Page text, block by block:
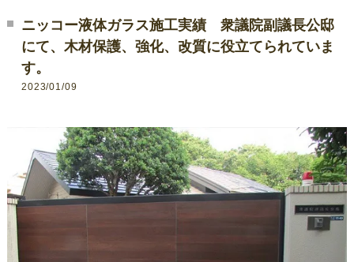
ニッコー液体ガラス施工実績 衆議院副議長公邸
にて、木材保護、強化、改質に役立てられていま
す。
2023/01/09